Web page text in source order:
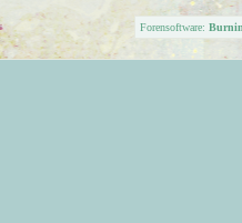
Forensoftware: